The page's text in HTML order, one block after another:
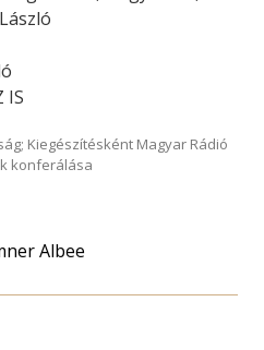
IS
Kiegészítésként Magyar Rádió
konferálása
Albee